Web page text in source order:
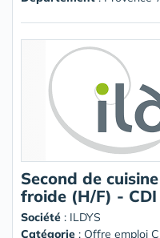
Second de
froide (H/F) - CDI
Société : ILDYS
Catégorie : Offre emploi